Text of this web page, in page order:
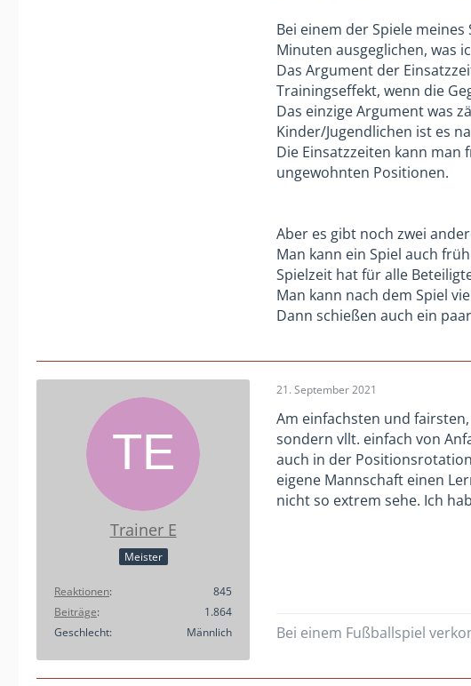
Bei einem der Spiele
Minuten ausgeglichen, was
Das Argument der
Trainingseffekt, wenn die
Das einzige Argument was
Kinder/Jugendlichen ist es
Die Einsatzzeiten kann
ungewohnten Positionen.
Aber es gibt noch zwei
Man kann ein Spiel auch
Spielzeit hat für alle
Man kann nach dem Spiel
Dann schießen auch ein
Trainer E
Meister
Reaktionen
845
Beiträge
1.864
Geschlecht
Männlich
21. September 2021
Am einfachsten und
sondern vllt. einfach von
auch in der
eigene Mannschaft einen
nicht so extrem sehe. Ich
Bei einem Fußballspiel